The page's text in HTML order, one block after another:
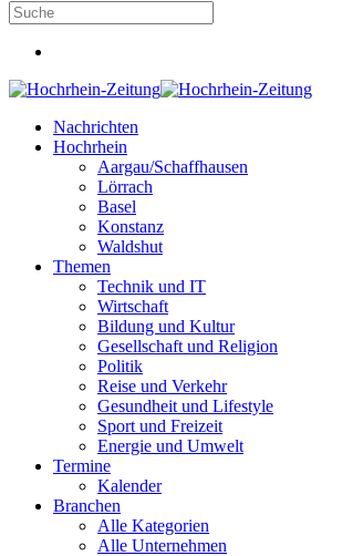
Nachrichten
Hochrhein
Aargau/Schaffhausen
Lörrach
Basel
Konstanz
Waldshut
Themen
Technik und IT
Wirtschaft
Bildung und Kultur
Gesellschaft und Religion
Politik
Reise und Verkehr
Gesundheit und Lifestyle
Sport und Freizeit
Energie und Umwelt
Termine
Kalender
Branchen
Alle Kategorien
Alle Unternehmen